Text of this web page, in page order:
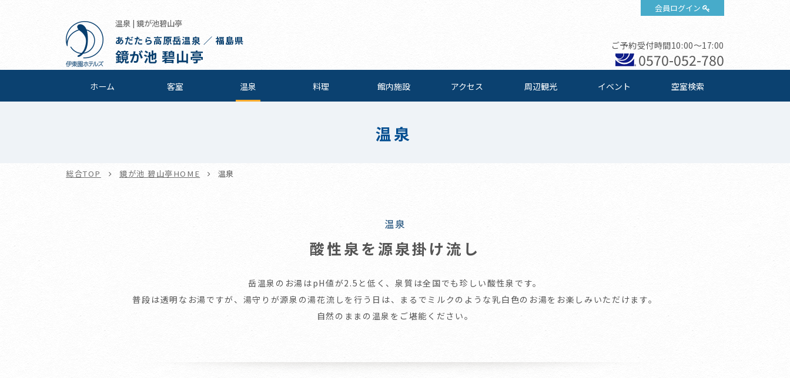
会員ログイン
温泉 | 鏡が池碧山亭
あだたら高原岳温泉 ／ 福島県
鏡が池 碧山亭
ご予約受付時間10:00～17:00
0570-052-780
ホーム 客室 温泉 料理 館内施設 アクセス 周辺観光 イベント 空室検索
温泉
総合TOP 鏡が池 碧山亭HOME 温泉
温泉
酸性泉を源泉掛け流し
岳温泉のお湯はpH値が2.5と低く、泉質は全国でも珍しい酸性泉です。
普段は透明なお湯ですが、湯守りが源泉の湯花流しを行う日は、まるでミルクのような乳白色のお湯をお楽しみいただけます。
自然のままの温泉をご堪能ください。